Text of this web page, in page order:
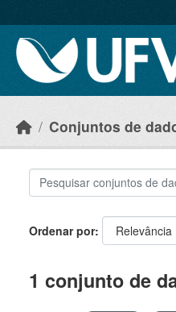
Conjuntos de
Ordenar por
1 conjunto de